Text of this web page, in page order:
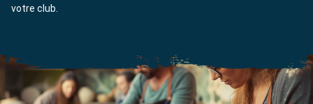
votre club.